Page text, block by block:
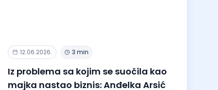
12.06.2026. 3 min
Iz problema sa kojim se suočila kao
majka nastao biznis: Anđelka Arsić